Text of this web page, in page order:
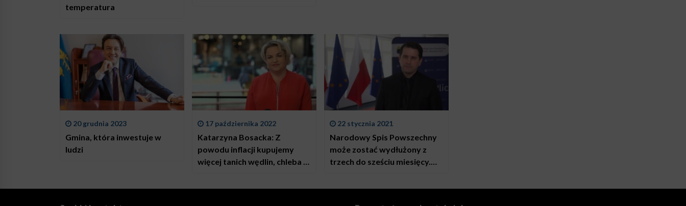
temperatura
20 grudnia 2023
Gmina, która inwestuje w
ludzi
17 października 2022
Katarzyna Bosacka: Z
powodu inflacji kupujemy
więcej tanich wędlin, chleba i
22 stycznia 2021
Narodowy Spis Powszechny
może zostać wydłużony z
trzech do sześciu miesięcy.